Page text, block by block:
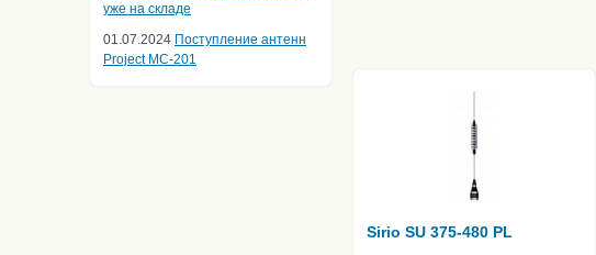
уже на складе
01.07.2024 Поступление антенн
Project MC-201
Sirio SU 375-480 PL